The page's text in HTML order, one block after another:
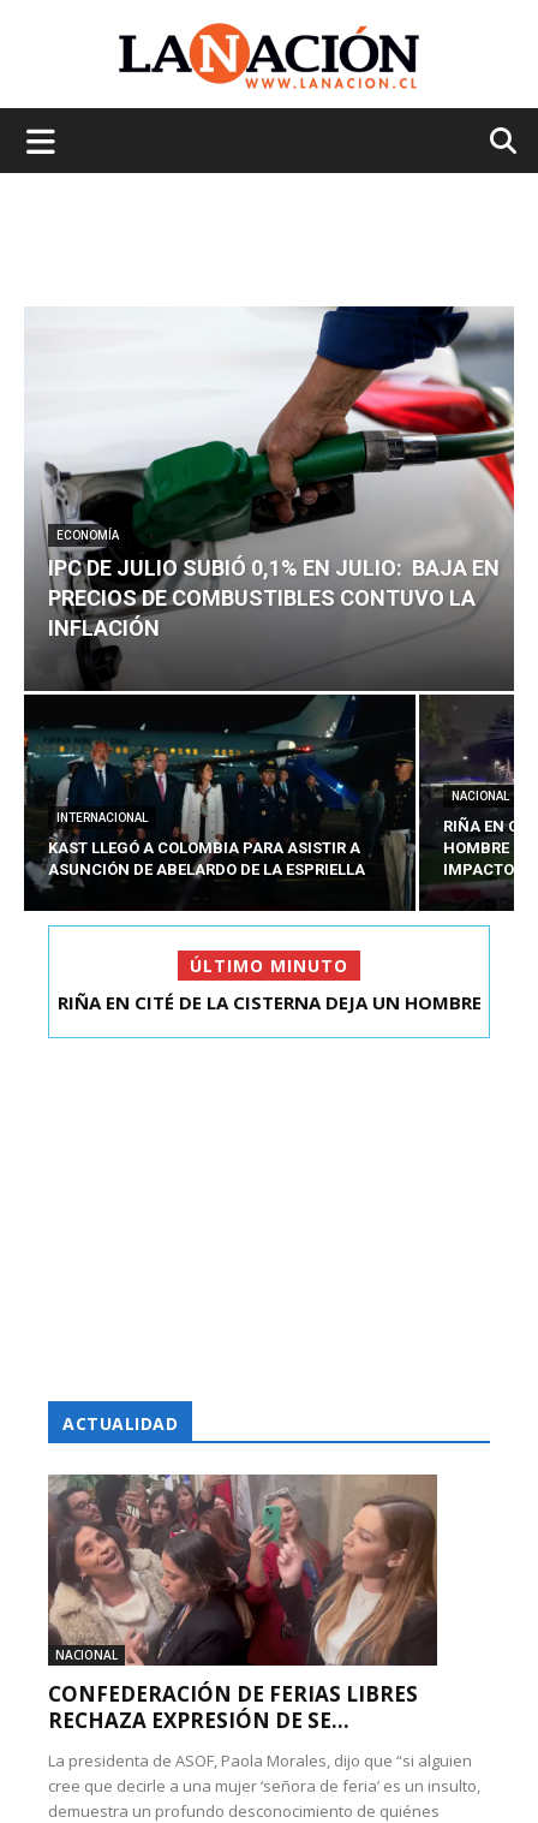
ECONOMÍA
IPC DE JULIO SUBIÓ 0,1% EN JULIO: BAJA EN
PRECIOS DE COMBUSTIBLES CONTUVO LA
INFLACIÓN
INTERNACIONAL
KAST LLEGÓ A COLOMBIA PARA ASISTIR A
ASUNCIÓN DE ABELARDO DE LA ESPRIELLA
NACIONAL
RIÑA EN
HOMBRE
IMPACTOS
ÚLTIMO MINUTO
IPC DE JULIO SUBIÓ 0,1% EN JULIO: BAJA EN
RIÑA EN CITÉ DE LA CISTERNA DEJA UN HOMBRE
ACTUALIDAD
NACIONAL
CONFEDERACIÓN DE FERIAS LIBRES
RECHAZA EXPRESIÓN DE SE...
La presidenta de ASOF, Paola Morales, dijo que “si alguien
cree que decirle a una mujer ‘señora de feria’ es un insulto,
demuestra un profundo desconocimiento de quiénes